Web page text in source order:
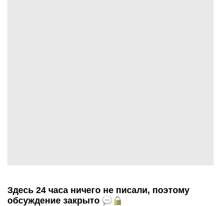
Здесь 24 часа ничего не писали, поэтому
обсуждение закрыто